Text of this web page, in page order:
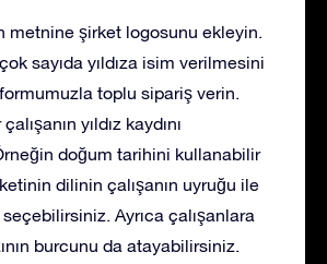
metnine şirket logosunu ekleyin.
sayıda yıldıza isim verilmesini
toplu sipariş verin.
yıldız kaydını
doğum tarihini kullanabilir
dilinin çalışanın uyruğu ile
Ayrıca çalışanlara
burcunu da atayabilirsiniz.